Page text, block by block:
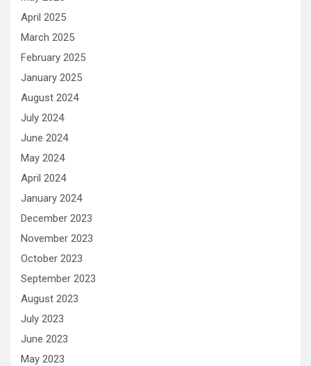
April 2025
March 2025
February 2025
January 2025
August 2024
July 2024
June 2024
May 2024
April 2024
January 2024
December 2023
November 2023
October 2023
September 2023
August 2023
July 2023
June 2023
May 2023